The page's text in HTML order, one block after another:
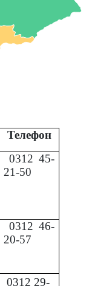
Телефон
0312 45-
21-50
0312 46-
20-57
031229-